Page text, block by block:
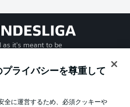
as it's meant to be
ライバシーを尊重して
全に運営するため、必須クッキーや